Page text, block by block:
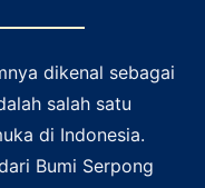
dikenal sebagai
salah satu
di Indonesia.
Bumi Serpong